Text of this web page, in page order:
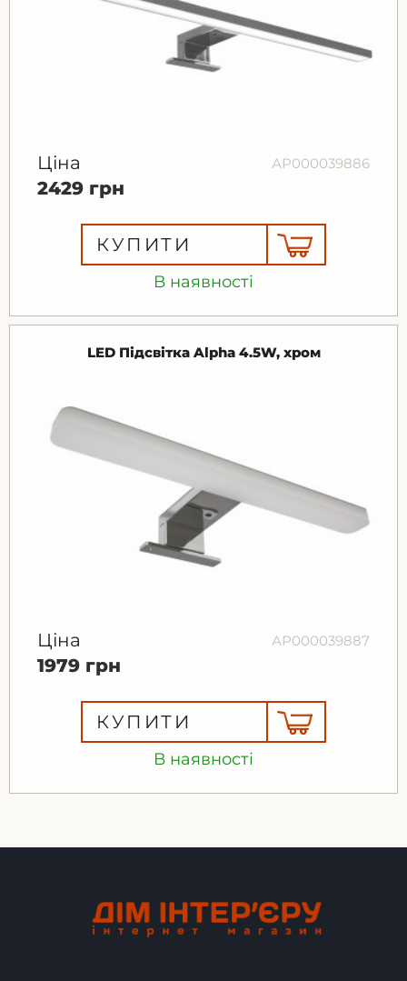
В наявності
Ціна АР000039886
2429 грн
КУПИТИ
В наявності
LED Підсвітка Alpha 4.5W, хром
Ціна АР000039887
1979 грн
КУПИТИ